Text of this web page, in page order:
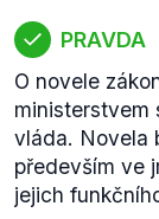
PRAVDA
O novele
ministerstvem
vláda. Novela
především ve
jejich